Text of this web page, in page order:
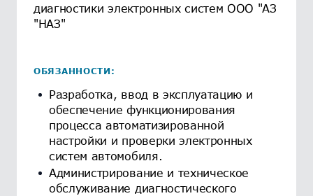
диагностики электронных систем ООО "АЗ
"НАЗ"
ОБЯЗАННОСТИ:
Разработка, ввод в эксплуатацию и
обеспечение функционирования
процесса автоматизированной
настройки и проверки электронных
систем автомобиля.
Администрирование и техническое
обслуживание диагностического